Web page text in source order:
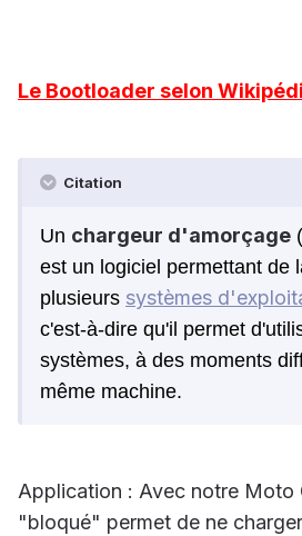
Le Bootloader selon
Citation
Un chargeur d'amorçage
est un logiciel permettant de
plusieurs systèmes
c'est-à-dire qu'il permet
systèmes, à des moments
même machine.
Application : Avec notre Moto
"bloqué" permet de ne